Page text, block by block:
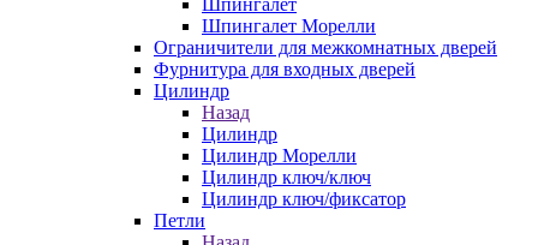
Шпингалет
Шпингалет Морелли
Ограничители для межкомнатных дверей
Фурнитура для входных дверей
Цилиндр
Назад
Цилиндр
Цилиндр Морелли
Цилиндр ключ/ключ
Цилиндр ключ/фиксатор
Петли